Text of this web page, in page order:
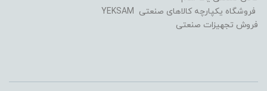
فروشگاه یکپارچه کالاهای صنعتی YEKSAM
فروش تجهیزات صنعتی